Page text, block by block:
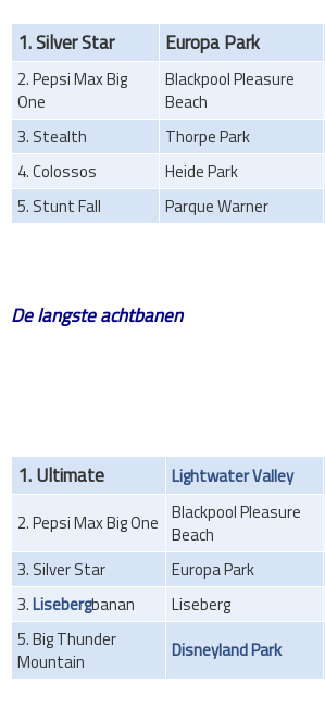
1. Silver Star Europa Park
2. Pepsi Max Big
One
Blackpool Pleasure
Beach
3. Stealth
Thorpe Park
4. Colossos
Heide Park
5. Stunt Fall
Parque Warner
De langste achtbanen
1. Ultimate Lightwater Valley
2. Pepsi Max Big One Blackpool Pleasure
Beach
3. Silver Star
Europa Park
3.Lisebergbanan Liseberg
5. Big Thunder
Mountain
Disneyland Park